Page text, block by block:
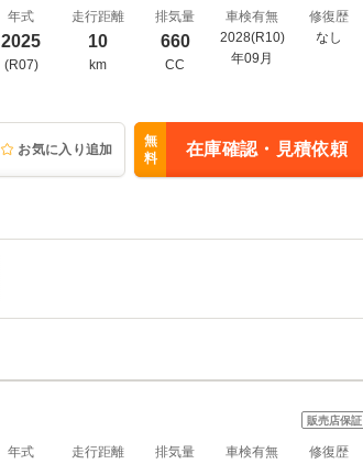
年式
2025
(R07)
走行距離
10
km
排気量
660
CC
車検有無
2028(R10)
年09月
修復歴
なし
お気に入り追加
無
料
在庫確認・見積依頼
販売店保証
年式 走行距離 排気量
車検有無
修復歴